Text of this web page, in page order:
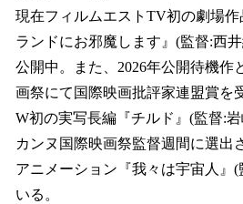
現在フィルムエストTV初の劇場
ランドにお邪魔します』(監督:西
公開中。また、2026年公開待機作
画祭にて国際映画批評家連盟賞を
W初の実写長編『チルド』(監督:岩
カンヌ国際映画祭監督週間に選出
アニメーション『我々は宇宙人』
いる。